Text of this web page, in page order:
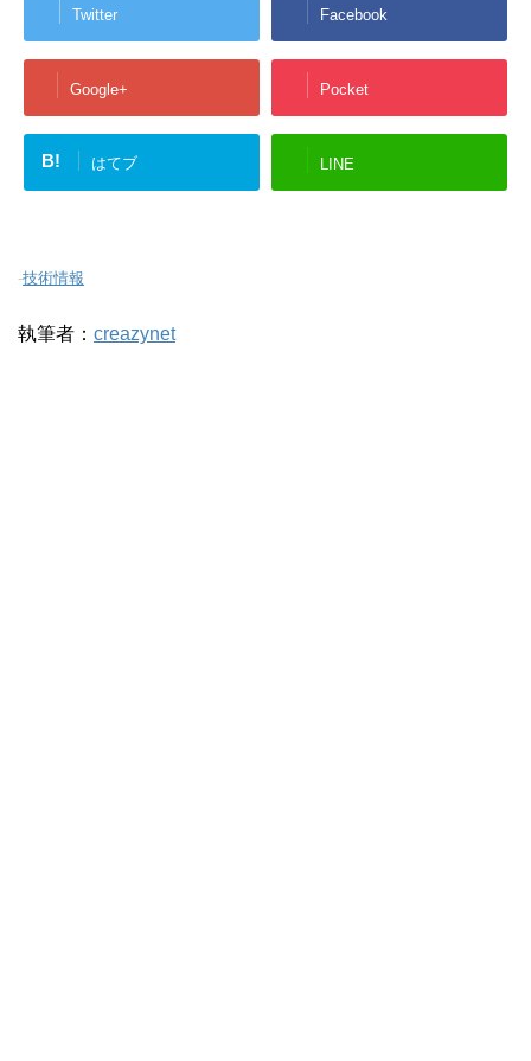
Twitter Facebook
Google+ Pocket
B! はてブ LINE
-技術情報
執筆者： creazynet